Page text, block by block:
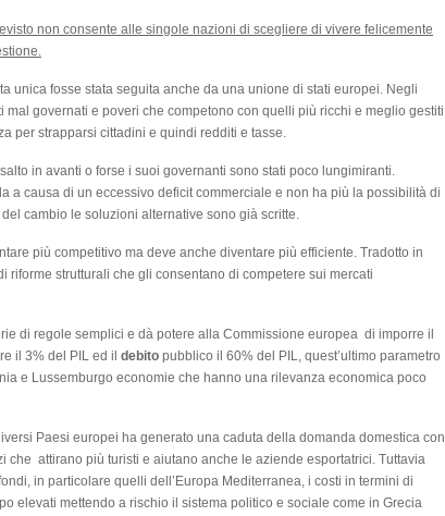
non consente alle singole nazioni di scegliere di vivere felicemente
unica fosse stata seguita anche da una unione di stati europei. Negli
mal governati e poveri che competono con quelli più ricchi e meglio gestiti
per strapparsi cittadini e quindi redditi e tasse.
in avanti o forse i suoi governanti sono stati poco lungimiranti.
a causa di un eccessivo deficit commerciale e non ha più la possibilità di
cambio le soluzioni alternative sono già scritte.
più competitivo ma deve anche diventare più efficiente. Tradotto in
riforme strutturali che gli consentano di competere sui mercati
di regole semplici e dà potere alla Commissione europea di imporre il
il 3% del PIL ed il debito pubblico il 60% del PIL, quest’ultimo parametro
e Lussemburgo economie che hanno una rilevanza economica poco
Paesi europei ha generato una caduta della domanda domestica con
che attirano più turisti e aiutano anche le aziende esportatrici. Tuttavia
in particolare quelli dell’Europa Mediterranea, i costi in termini di
elevati mettendo a rischio il sistema politico e sociale come in Grecia